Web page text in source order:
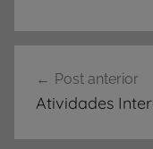
de
Post anterior
Atividades